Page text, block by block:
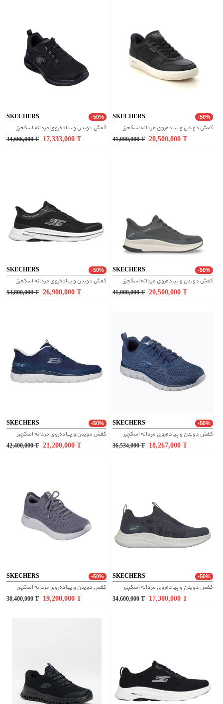
SKECHERS -50%
کفش دویدن و پیاده‌روی مردانه اسکچرز
34,666,000 T 17,333,000
SKECHERS -50%
کفش دویدن و پیاده‌روی مردانه اسکچرز
41,000,000 T 20,500,000
SKECHERS -50%
کفش دویدن و پیاده‌روی مردانه اسکچرز
53,800,000 T 26,900,000
SKECHERS -50%
کفش دویدن و پیاده‌روی مردانه اسکچرز
41,000,000 T 20,500,000
SKECHERS -50%
کفش دویدن و پیاده‌روی مردانه اسکچرز
42,400,000 T 21,200,000
SKECHERS -50%
کفش دویدن و پیاده‌روی مردانه اسکچرز
36,534,000 T 18,267,000
SKECHERS -50%
کفش دویدن و پیاده‌روی مردانه اسکچرز
38,400,000 T 19,200,000
SKECHERS -50%
کفش دویدن و پیاده‌روی مردانه اسکچرز
34,600,000 T 17,300,000